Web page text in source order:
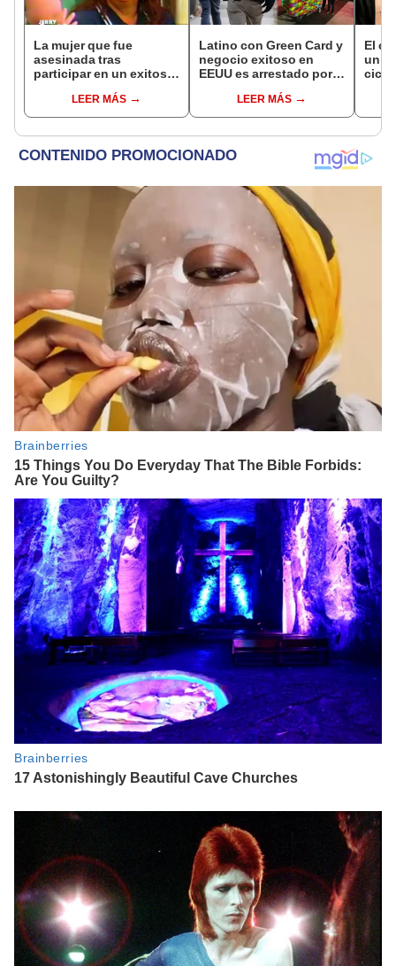
La mujer que fue
asesinada tras
participar en un exitoso
su exesposo y la
amante
LEER MÁS
Latino con Green Card y
negocio exitoso en
EEUU es arrestado por
vendedor ambulante a
los 11 años
LEER MÁS
El
un